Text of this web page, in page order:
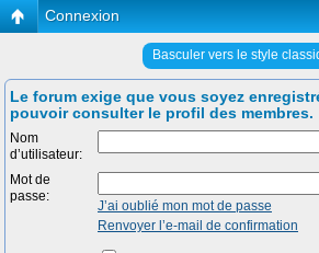
Connexion
Basculer vers le style
Le forum exige que vous soyez
pouvoir consulter le profil des membres.
Nom
d’utilisateur:
Mot de
passe:
J’ai oublié mon mot de passe
Renvoyer l’e-mail de confirmation